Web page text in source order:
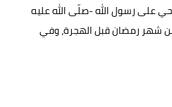
على رسول الله -صلّى الله عليه
شهر رمضان قبل الهجرة، وفي